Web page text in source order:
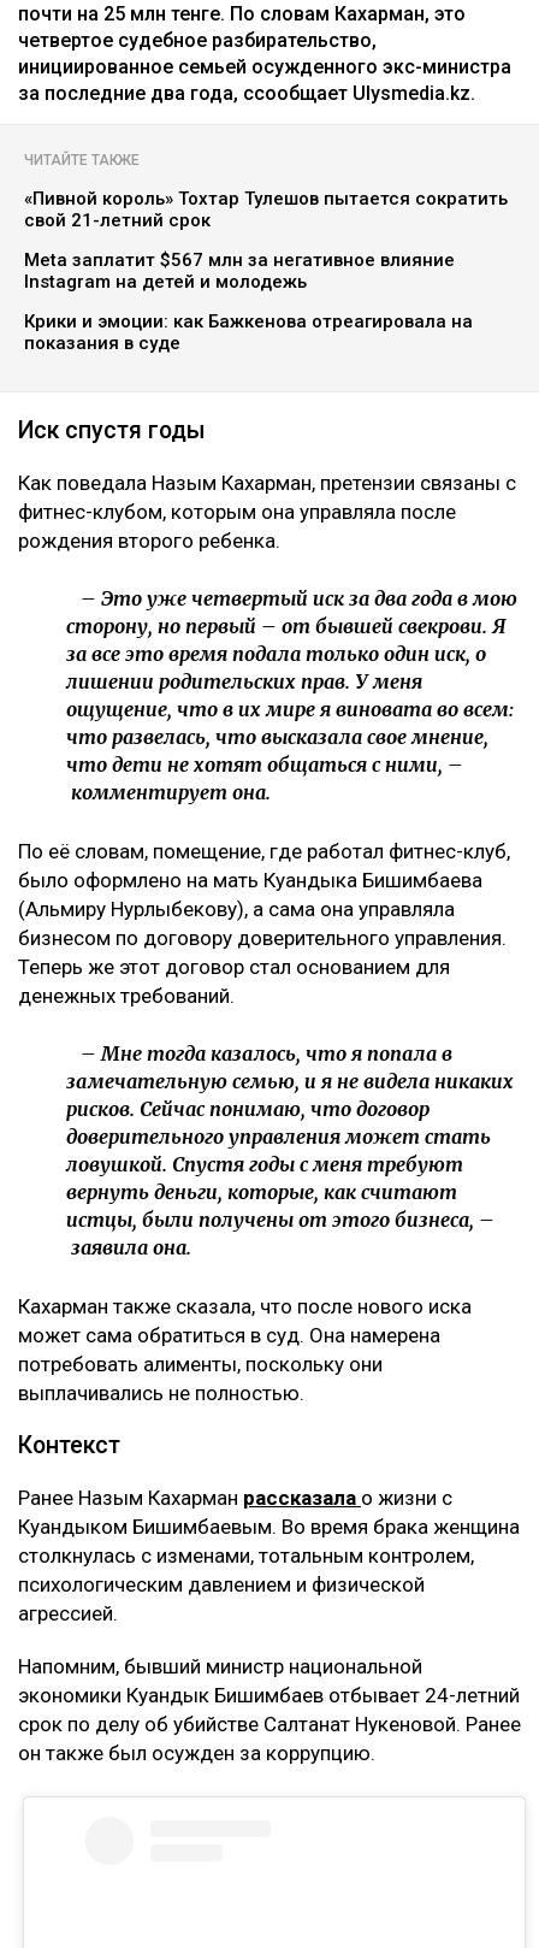
почти на 25 млн тенге. По словам Кахарман, это
четвертое судебное разбирательство,
инициированное семьей осужденного экс-министра
за последние два года, ссообщает Ulysmedia.kz.
ЧИТАЙТЕ ТАКЖЕ
«Пивной король» Тохтар Тулешов пытается сократить
свой 21-летний срок
Meta заплатит $567 млн за негативное влияние
Instagram на детей и молодежь
Крики и эмоции: как Бажкенова отреагировала на
показания в суде
Иск спустя годы
Как поведала Назым Кахарман, претензии связаны с
фитнес-клубом, которым она управляла после
рождения второго ребенка.
– Это уже четвертый иск за два года в мою
сторону, но первый – от бывшей свекрови. Я
за все это время подала только один иск, о
лишении родительских прав. У меня
ощущение, что в их мире я виновата во всем:
что развелась, что высказала свое мнение,
что дети не хотят общаться с ними, –
комментирует она.
По её словам, помещение, где работал фитнес-клуб,
было оформлено на мать Куандыка Бишимбаева
(Альмиру Нурлыбекову), а сама она управляла
бизнесом по договору доверительного управления.
Теперь же этот договор стал основанием для
денежных требований.
– Мне тогда казалось, что я попала в
замечательную семью, и я не видела никаких
рисков. Сейчас понимаю, что договор
доверительного управления может стать
ловушкой. Спустя годы с меня требуют
вернуть деньги, которые, как считают
истцы, были получены от этого бизнеса, –
заявила она.
Кахарман также сказала, что после нового иска
может сама обратиться в суд. Она намерена
потребовать алименты, поскольку они
выплачивались не полностью.
Контекст
Ранее Назым Кахарман рассказала о жизни с
Куандыком Бишимбаевым. Во время брака женщина
столкнулась с изменами, тотальным контролем,
психологическим давлением и физической
агрессией.
Напомним, бывший министр национальной
экономики Куандык Бишимбаев отбывает 24-летний
срок по делу об убийстве Салтанат Нукеновой. Ранее
он также был осужден за коррупцию.